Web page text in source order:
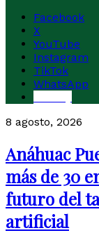
Facebook
X
YouTube
Instagram
TikTok
WhatsApp
8 agosto, 2026
Anáhuac
más de 30
futuro del
artificial